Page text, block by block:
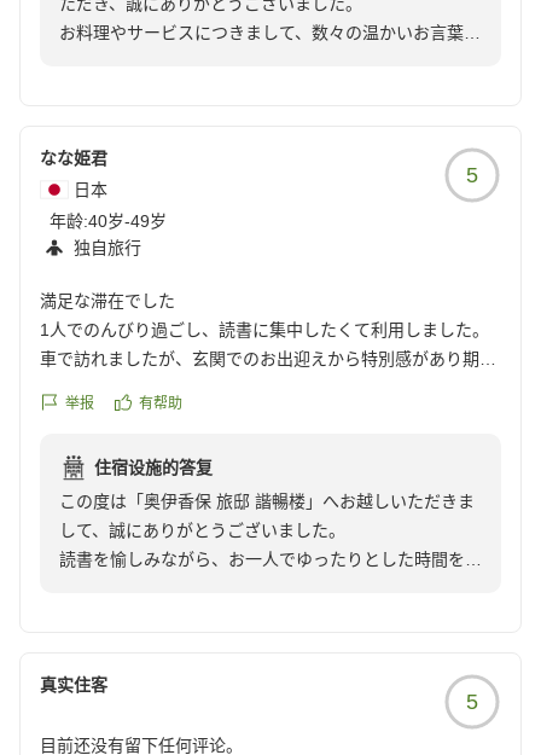
またお会いできます日を、スタッフ一同心よりお待ち申
副部長 征矢野 千加恵
気になる点があるとすると、諧暢楼側にもフロントデスクが
あるとよいと思いました。チェックイン時や帰りのタクシー
方が良いのかなと感じました。
素敵な旅行をありがとうございました。
クチコミの詳細はこちらから
https://review.travel.rakuten.co.jp/hotel/voice/80625?
お料理やサービスにつきまして、数々の温かいお言葉を
スタッフのご案内につきましてもご満足いただいたご様
子を拝読し、料理長をはじめスタッフ一同、大変嬉しく
また、貴重なご意見をお寄せいただきましてありがとう
お客様にゆったりとした時間をお過ごしいただけるよ
う、お部屋でのお手続きを基本としておりますが、ご到
フが担当させていただく場合がございます。
おもてなしを、ご滞在の始まりからお帰りまでより感じ
ていただけるよう、今後もサービスの向上に努めてまい
ります
なな姫君
日本
年龄:40岁-49岁
独自旅行
5
満足な滞在でした
1人でのんびり過ごし、読書に集中したくて利用しました。
車で訪れましたが、玄関でのお出迎えから特別感があり期待
お部屋は美しい和室で、季節のお花も活けてあり素敵でし
お部屋の露店風呂はちょうどよい温度で、癒されました。
お風呂に入ったり、椅子で読書路したりする際にバスローブ
がとても便利で良かったです。
ターンダウンの際にはバスローブも新しいものに交換してい
本当になかなかお湯になりません。良い気候でしたので、外
シャワーを出していましたが、あまりにもお湯にならないの
举报 有帮助
住宿设施的答复
この度は「奥伊香保 旅邸 諧暢楼」へお越しいただきま
して、誠にありがとうございました。
読書を愉しみながら、お一人でゆったりとした時間をお
ご到着時のお迎えから、お部屋の設えや季節の花、客室
露天風呂、バスローブに至るまでお心に留めていただ
き、嬉しく拝読いたしました。お風呂と読書を繰り返し
真实住客
5
目前还没有留下任何评论。